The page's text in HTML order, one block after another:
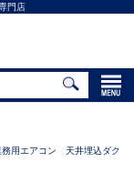
門店
用エアコン 天井埋込ダク